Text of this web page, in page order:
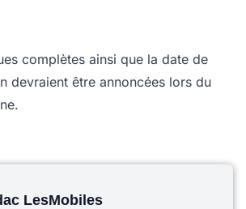
complètes ainsi que la date de
devraient être annoncées lors du
LesMobiles